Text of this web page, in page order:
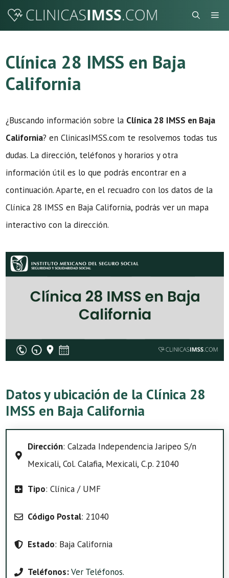
Saltar
Clínica 28 IMSS en Baja
California
¿Buscando información sobre la Clínica 28 IMSS en Baja
California? en ClinicasIMSS.com te resolvemos todas tus
dudas. La dirección, teléfonos y horarios y otra
información útil es lo que podrás encontrar en a
continuación. Aparte, en el recuadro con los datos de la
Clínica 28 IMSS en Baja California, podrás ver un mapa
interactivo con la dirección.
Datos y ubicación de la Clínica 28
IMSS en Baja California
Dirección: Calzada Independencia Jaripeo S/n
Mexicali, Col. Calafia, Mexicali, C.p. 21040
Tipo: Clínica / UMF
Código Postal: 21040
Estado: Baja California
Teléfonos:Ver Teléfonos.